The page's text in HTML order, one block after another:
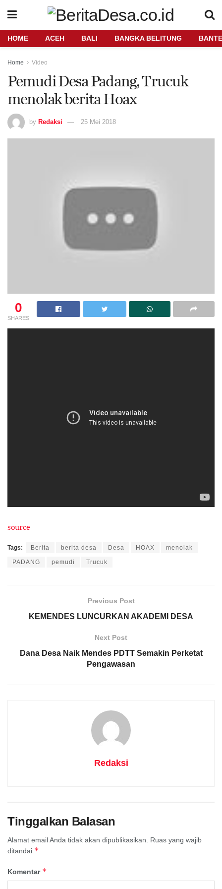
HOME ACEH BALI BANGKA BELITUNG
Home Video
Pemudi Desa Padang, Trucuk
menolak berita Hoax
by Redaksi 25 Mei 2018
0
SHARES
source
Tags: Berita berita desa Desa HOAX menolak
PADANG pemudi Trucuk
Previous Post
KEMENDES LUNCURKAN AKADEMI DESA
Next Post
Dana Desa Naik Mendes PDTT Semakin Perketat
Pengawasan
Redaksi
Tinggalkan Balasan
Alamat email Anda tidak akan dipublikasikan. Ruas yang wajib
ditandai *
Komentar *